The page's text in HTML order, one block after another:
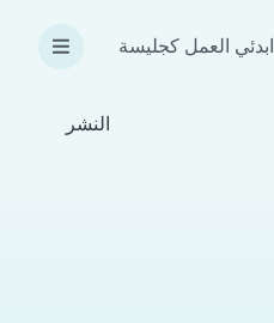
ابدئي العمل كجليسة
النشر